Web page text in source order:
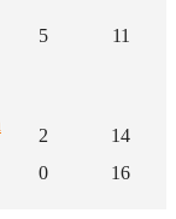
5 11
2
14
0
16